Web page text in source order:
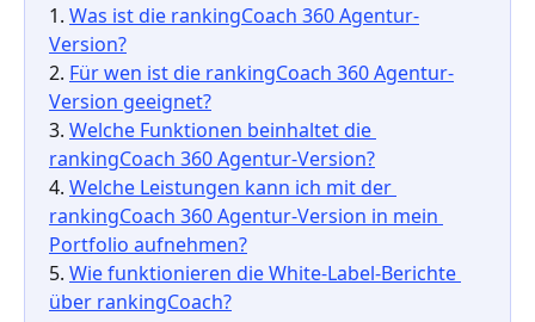
1. Was ist die rankingCoach 360 Agentur-
Version?
2. Für wen ist die rankingCoach 360 Agentur-
Version geeignet?
3. Welche Funktionen beinhaltet die
rankingCoach 360 Agentur-Version?
4. Welche Leistungen kann ich mit der
rankingCoach 360 Agentur-Version in mein
Portfolio aufnehmen?
5. Wie funktionieren die White-Label-Berichte
über rankingCoach?